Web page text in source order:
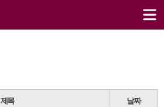
제목 날짜